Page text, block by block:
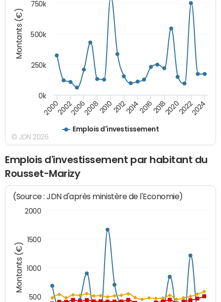
Montants (€)
Emplois d'investissement
200020022006200820102012201420162018202020222024
0k
250k
500k
750k
© JDN 2026
Emplois d'investissement par habitant du
Rousset-Marizy
Montants (€)
(Source : JDN d'après ministère de l'Economie)
500
1000
1500
2000